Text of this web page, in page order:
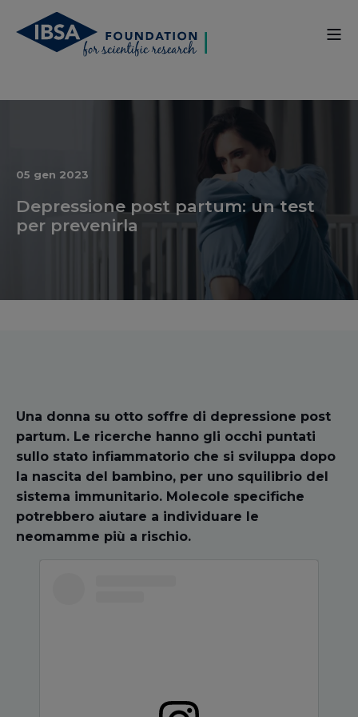
05 gen 2023
Depressione post partum: un test
per prevenirla
Una donna su otto soffre di depressione post
partum. Le ricerche hanno gli occhi puntati
sullo stato infiammatorio che si sviluppa dopo
la nascita del bambino, per uno squilibrio del
sistema immunitario. Molecole specifiche
potrebbero aiutare a individuare le
neomamme più a rischio.